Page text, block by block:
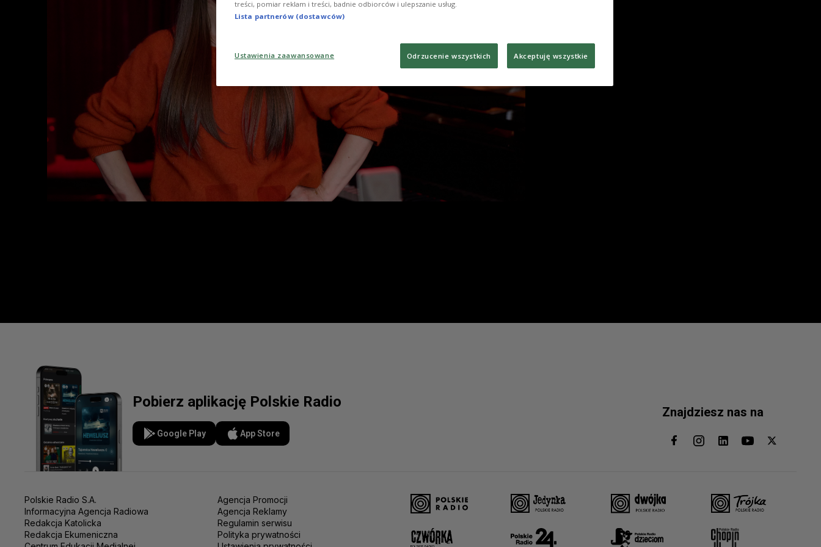
Pobierz aplikację Polskie Radio
Google Play App Store
Znajdziesz nas na
Polskie Radio S.A.
Informacyjna Agencja Radiowa
Redakcja Katolicka
Redakcja Ekumeniczna
Agencja Promocji
Agencja Reklamy
Regulamin serwisu
Polityka prywatności
treści, pomiar reklam i treści, badnie odbiorców i ulepszanie usług.
Lista partnerów (dostawców)
Ustawienia zaawansowane Odrzucenie wszystkich Akceptuję wszystkie